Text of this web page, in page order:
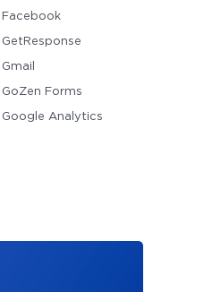
Facebook
GetResponse
Gmail
GoZen Forms
Google Analytics